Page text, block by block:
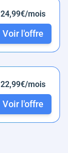
24,99€/mois
Voir l'offre
22,99€/mois
Voir l'offre